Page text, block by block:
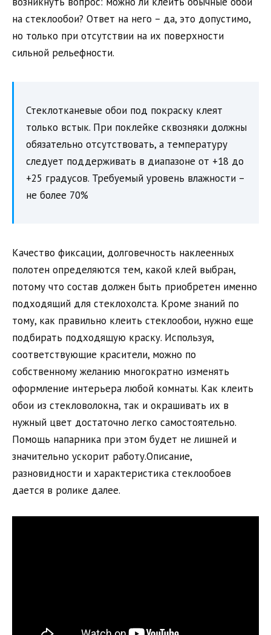
на стеклообои? Ответ на него – да, это допустимо,
но только при отсутствии на их поверхности
сильной рельефности.
Стеклотканевые обои под покраску клеят
только встык. При поклейке сквозняки должны
обязательно отсутствовать, а температуру
следует поддерживать в диапазоне от +18 до
+25 градусов. Требуемый уровень влажности –
не более 70%
Качество фиксации, долговечность наклеенных
полотен определяются тем, какой клей выбран,
потому что состав должен быть приобретен именно
подходящий для стеклохолста. Кроме знаний по
тому, как правильно клеить стеклообои, нужно еще
подбирать подходящую краску. Используя,
соответствующие красители, можно по
собственному желанию многократно изменять
оформление интерьера любой комнаты. Как клеить
обои из стекловолокна, так и окрашивать их в
нужный цвет достаточно легко самостоятельно.
Помощь напарника при этом будет не лишней и
значительно ускорит работу.Описание,
разновидности и характеристика стеклообоев
дается в ролике далее.